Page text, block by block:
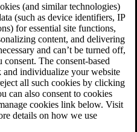
(and similar technologies)
(such as device identifiers, IP
for essential site functions,
content, and delivering
and can’t be turned off,
The consent-based
and individualize your website
all such cookies by clicking
can also consent to cookies
cookies link below. Visit
details on how we use